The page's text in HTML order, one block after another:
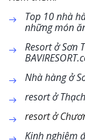
Top 10 nhà
những món
Resort ở Sơn
Nhà hàng ở
resort ở
resort ở
Kinh nghiệm